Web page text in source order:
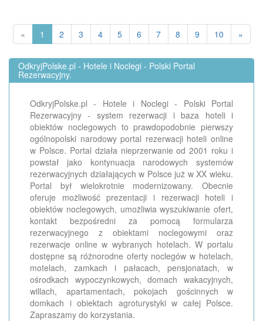
« 1 2 3 4 5 6 7 8 9 10 »
OdkryjPolske.pl - Hotele i Noclegi - Polski Portal
Rezerwacyjny.
OdkryjPolske.pl - Hotele i Noclegi - Polski Portal
Rezerwacyjny - system rezerwacji i baza hoteli i
obiektów noclegowych to prawdopodobnie pierwszy
ogólnopolski narodowy portal rezerwacji hoteli online
w Polsce. Portal działa nieprzerwanie od 2001 roku i
powstał jako kontynuacja narodowych systemów
rezerwacyjnych działających w Polsce już w XX wieku.
Portal był wielokrotnie modernizowany. Obecnie
oferuje możliwość prezentacji i rezerwacji hoteli i
obiektów noclegowych, umożliwia wyszukiwanie ofert,
kontakt bezpośredni za pomocą formularza
rezerwacyjnego z obiektami noclegowymi oraz
rezerwacje online w wybranych hotelach. W portalu
dostępne są różnorodne oferty noclegów w hotelach,
motelach, zamkach i pałacach, pensjonatach, w
ośrodkach wypoczynkowych, domach wakacyjnych,
willach, apartamentach, pokojach gościnnych w
domkach i obiektach agroturystyki w całej Polsce.
Zapraszamy do korzystania.